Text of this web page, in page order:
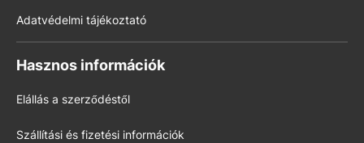
Adatvédelmi tájékoztató
Hasznos információk
Elállás a szerződéstől
Szállítási és fizetési információk